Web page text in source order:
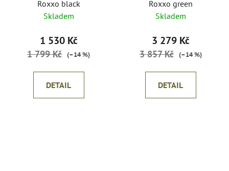
Roxxo black
Skladem
1 530 Kč
1 799 Kč (–14 %)
DETAIL
Roxxo green
Skladem
3 279 Kč
3 857 Kč (–14 %)
DETAIL